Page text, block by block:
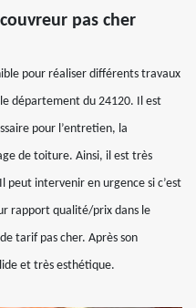
pas cher
pour réaliser différents travaux
département du 24120. Il est
pour l’entretien, la
de toiture. Ainsi, il est très
intervenir en urgence si c’est
rapport qualité/prix dans le
tarif pas cher. Après son
et très esthétique.